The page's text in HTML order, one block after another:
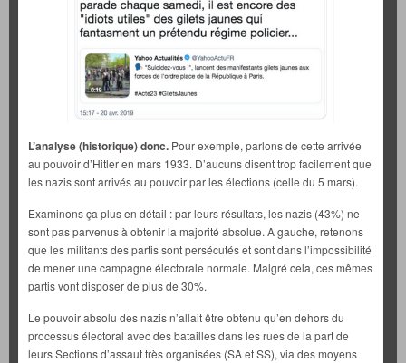
L’analyse (historique) donc. Pour exemple, parlons de cette arrivée
au pouvoir d’Hitler en mars 1933. D’aucuns disent trop facilement que
les nazis sont arrivés au pouvoir par les élections (celle du 5 mars).
Examinons ça plus en détail : par leurs résultats, les nazis (43%) ne
sont pas parvenus à obtenir la majorité absolue. A gauche, retenons
que les militants des partis sont persécutés et sont dans l’impossibilité
de mener une campagne électorale normale. Malgré cela, ces mêmes
partis vont disposer de plus de 30%.
Le pouvoir absolu des nazis n’allait être obtenu qu’en dehors du
processus électoral avec des batailles dans les rues de la part de
leurs Sections d’assaut très organisées (SA et SS), via des moyens